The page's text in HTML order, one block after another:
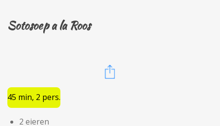
Sotosoep a la Roos
45 min, 2 pers.
2 eieren